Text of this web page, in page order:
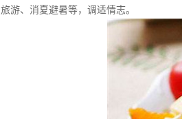
旅游、消夏避暑等，调适情志。